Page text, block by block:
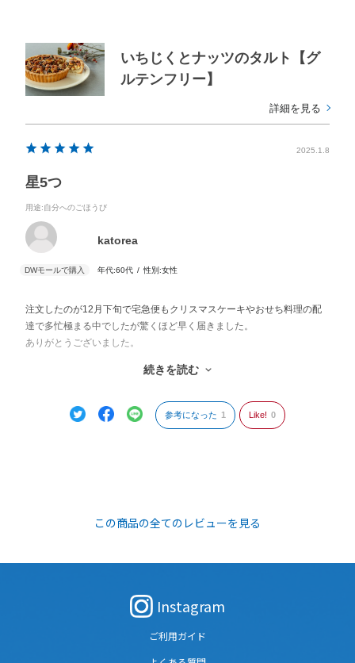
いちじくとナッツのタルト【グ
ルテンフリー】
詳細を見る
2025.1.8
星5つ
用途:自分へのごほうび
katorea
年代:60代 性別:女性
注文したのが12月下旬で宅急便もクリスマスケーキやおせち料理の配
達で多忙極まる中でしたが驚くほど早く届きました。
ありがとうございました。
大好きないちじくとナッツが乗っていて美味しく頂きました。
正月太りになりましたので幕の内が明けてからダイエットをしなけれ
ばならないと思っていましたが、あまりにも美味しいので一度に半分
選び抜かれた商品を掲載して頂き
続きを読む
参考になった 1 Like! 0
この商品の全てのレビューを見る
Instagram
ご利用ガイド